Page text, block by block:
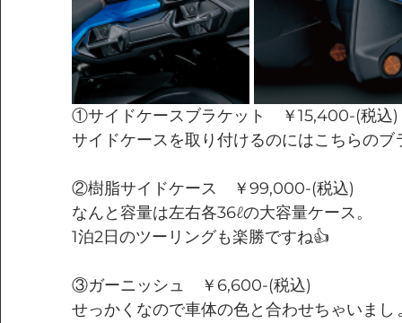
①サイドケースブラケット　￥15,400-(税込)
サイドケースを取り付けるのにはこちらの
②樹脂サイドケース　￥99,000-(税込)
なんと容量は左右各36ℓの大容量ケース。
1泊2日のツーリングも楽勝ですね👍
③ガーニッシュ　￥6,600-(税込)
せっかくなので車体の色と合わせちゃいまし